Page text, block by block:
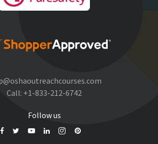
Call: +1-833-212-6742
Follow us